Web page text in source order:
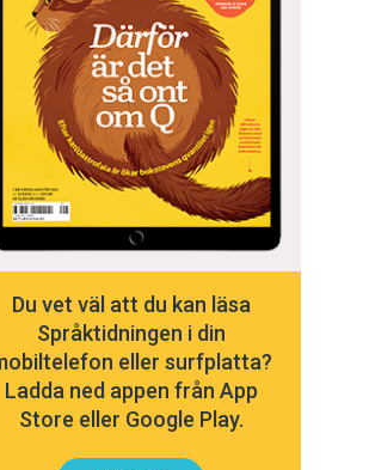
Du vet väl att du kan läsa
Språktidningen i din
eller surfplatta?
Ladda ned appen från App
Store eller Google Play.